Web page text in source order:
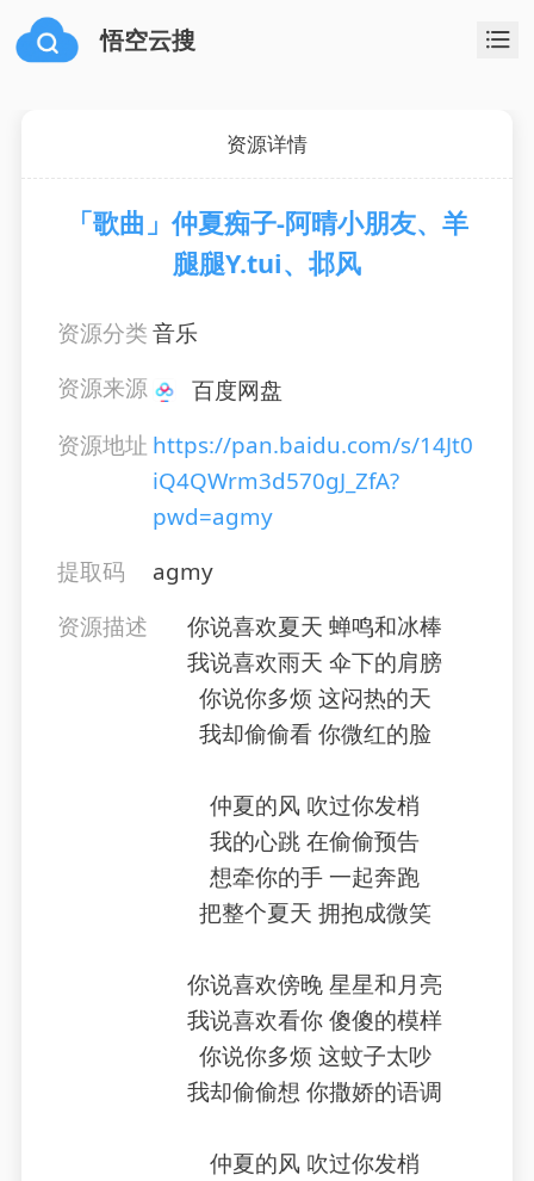
悟空云搜
资源详情
「歌曲」仲夏痴子-阿晴小朋友、羊
腿腿Y.tui、邶风
资源分类音乐
资源来源
百度网盘
资源地址 https://pan.baidu.com/s/14Jt0
iQ4QWrm3d570gJ_ZfA?
pwd=agmy
提取码
agmy
资源描述
你说喜欢夏天 蝉鸣和冰棒
我说喜欢雨天 伞下的肩膀
你说你多烦 这闷热的天
我却偷偷看 你微红的脸
仲夏的风 吹过你发梢
我的心跳 在偷偷预告
想牵你的手 一起奔跑
把整个夏天 拥抱成微笑
你说喜欢傍晚 星星和月亮
我说喜欢看你 傻傻的模样
你说你多烦 这蚊子太吵
我却偷偷想 你撒娇的语调
仲夏的风 吹过你发梢